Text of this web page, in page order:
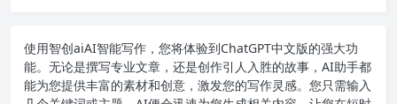
使用智创aiAI智能写作 ，您将体验到ChatGPT中文版的强大功
能。无论是撰写专业文章，还是创作引人入胜的故事，AI助手都
能为您提供丰富的素材和创意，激发您的写作灵感。您只需输入